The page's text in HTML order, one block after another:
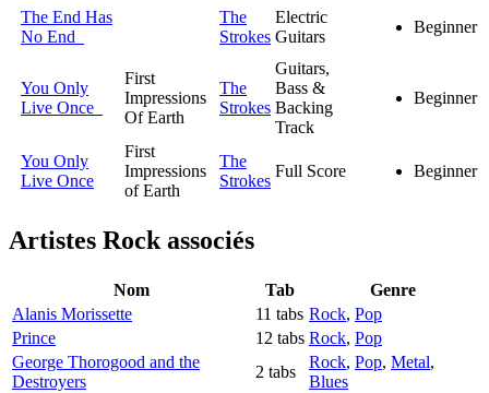
The End Has
No End
The
Strokes
Electric
Guitars
Beginner
You Only
Live Once
First
Impressions
Of Earth
The
Strokes
Guitars,
Bass &
Backing
Track
Beginner
You Only
Live Once
First
Impressions
of Earth
The
Strokes
Full Score Beginner
Artistes Rockassociés
Nom Tab
Genre
Alanis Morissette
11 tabs Rock, Pop
Prince
12 tabs Rock, Pop
George Thorogood and the
Destroyers
2 tabs
Rock, Pop, Metal,
Blues